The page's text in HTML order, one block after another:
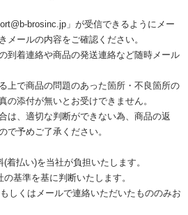
brosinc.jp」が受信できるようにメー
メールの内容をご確認ください。
到着連絡や商品の発送連絡など随時メール
上で商品の問題のあった箇所・不良箇所の
の添付が無いとお受けできません。
は、適切な判断ができない為、商品の返
で予めご了承ください。
払い)を当社が負担いたします。
基準を基に判断いたします。
しくはメールで連絡いただいたもののみお